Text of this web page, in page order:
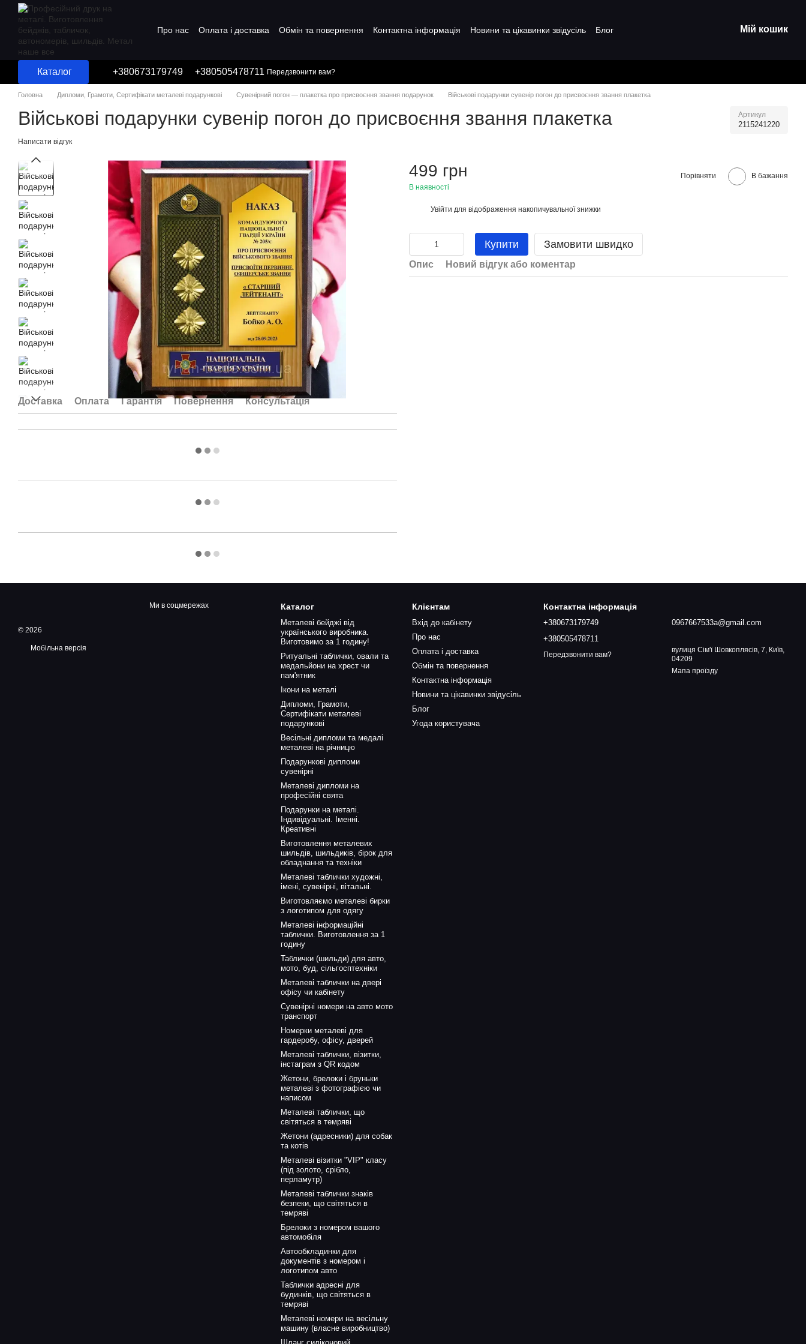
Перейти до основного контенту
Про нас Оплата і доставка Обмін та повернення Контактна інформація Новини та цікавинки звідусіль
Блог
Мій кошик
Каталог +380673179749 +380505478711 Передзвонити вам?
Головна Дипломи, Грамоти, Сертифікати металеві подарункові Сувенірний погон — плакетка про присвоєння звання подарунок Військові подарунки сувенір погон до присвоєння звання плакетка
Військові подарунки сувенір погон до присвоєння звання плакетка Артикул
2115241220
Написати відгук
Доставка Оплата Гарантія Повернення Консультація
499 грн
В наявності
Порівняти В бажання
Увійти для відображення накопичувальної знижки
Купити Замовити швидко
Опис Новий відгук або коментар
© 2026
Мобільна версія
Ми в соцмережах Каталог
Металеві бейджі від
українського виробника.
Виготовимо за 1 годину!
Ритуальні таблички, овали та
медальйони на хрест чи
пам'ятник
Ікони на металі
Дипломи, Грамоти,
Сертифікати металеві
подарункові
Весільні дипломи та медалі
металеві на річницю
Подарункові дипломи
сувенірні
Металеві дипломи на
професійні свята
Подарунки на металі.
Індивідуальні. Іменні.
Креативні
Виготовлення металевих
шильдів, шильдиків, бірок для
обладнання та техніки
Металеві таблички художні,
імені, сувенірні, вітальні.
Виготовляємо металеві бирки
з логотипом для одягу
Металеві інформаційні
таблички. Виготовлення за 1
годину
Таблички (шильди) для авто,
мото, буд, сільгосптехніки
Металеві таблички на двері
офісу чи кабінету
Сувенірні номери на авто мото
транспорт
Номерки металеві для
гардеробу, офісу, дверей
Металеві таблички, візитки,
інстаграм з QR кодом
Жетони, брелоки і бруньки
металеві з фотографією чи
написом
Металеві таблички, що
світяться в темряві
Жетони (адресники) для собак
та котів
Металеві візитки "VIP" класу
(під золото, срібло,
перламутр)
Металеві таблички знаків
безпеки, що світяться в
темряві
Брелоки з номером вашого
автомобіля
Автообкладинки для
документів з номером і
логотипом авто
Таблички адресні для
будинків, що світяться в
темряві
Металеві номери на весільну
машину (власне виробництво)
Клієнтам
Вхід до кабінету
Про нас
Оплата і доставка
Обмін та повернення
Контактна інформація
Новини та цікавинки звідусіль
Блог
Угода користувача
Контактна інформація
+380673179749
+380505478711
Передзвонити вам?
0967667533a@gmail.com
вулиця Сім'ї Шовкоплясів, 7, Київ,
04209
Мапа проїзду